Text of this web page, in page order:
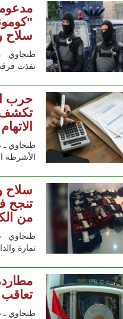
سلاح
طنجاوي
نفذت
حرب
تكشف
الاتهام
طنجاوي
الأشرطة
سلاح
تنجح
من
طنجاوي
تمارة والدار
تعاقب
طنجاوي ـ